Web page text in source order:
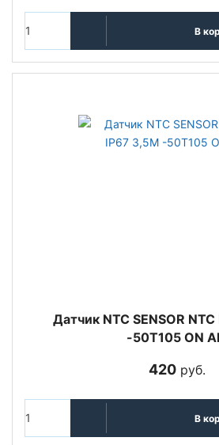
В
Датчик NTC SENSOR
-50T105 ON
420 руб.
В